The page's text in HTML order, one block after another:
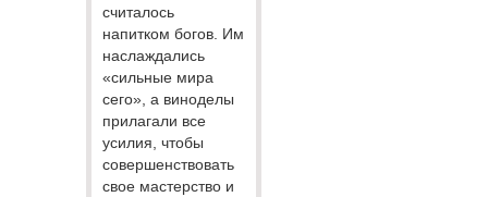
считалось
напитком богов. Им
наслаждались
«сильные мира
сего», а виноделы
прилагали все
усилия, чтобы
совершенствовать
свое мастерство и